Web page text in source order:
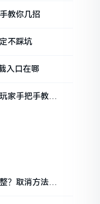
教你几招
不踩坑
入口在哪
家手把手教你
？取消方法告